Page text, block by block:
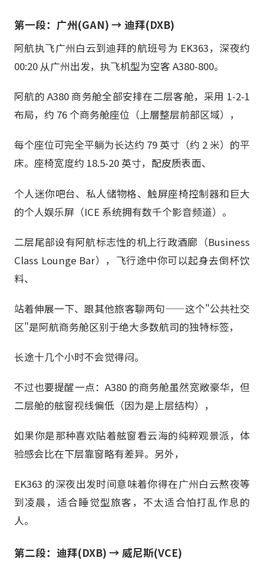
第一段：广州(GAN) → 迪拜(DXB)
阿航执飞广州白云到迪拜的航班号为 EK363，深夜约
00:20 从广州出发，执飞机型为空客 A380-800。
阿航的 A380 商务舱全部安排在二层客舱，采用 1-2-1
布局，约 76 个商务舱座位（上層整层前部区域），
每个座位可完全平躺为长达约 79 英寸（约 2 米）的平
床。座椅宽度约 18.5-20 英寸，配皮质表面、
个人迷你吧台、私人储物格、触屏座椅控制器和巨大
的个人娱乐屏（ICE 系统拥有数千个影音频道）。
二层尾部设有阿航标志性的机上行政酒廊（Business
Class Lounge Bar），飞行途中你可以起身去倒杯饮
料、
站着伸展一下、跟其他旅客聊两句——这个"公共社交
区"是阿航商务舱区别于绝大多数航司的独特标签，
长途十几个小时不会觉得闷。
不过也要提醒一点：A380 的商务舱虽然宽敞豪华，但
二层舱的舷窗视线偏低（因为是上层结构），
如果你是那种喜欢贴着舷窗看云海的纯粹观景派，体
验感会比在下层靠窗略有差异。另外，
EK363 的深夜出发时间意味着你得在广州白云熬夜等
到凌晨，适合睡觉型旅客，不太适合怕打乱作息的
人。
第二段：迪拜(DXB) → 威尼斯(VCE)